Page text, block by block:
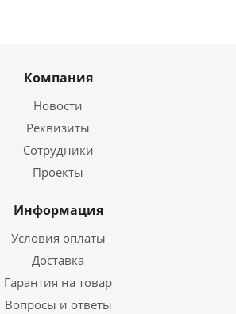
Компания
Новости
Реквизиты
Сотрудники
Проекты
Информация
Условия оплаты
Доставка
Гарантия на товар
Вопросы и ответы